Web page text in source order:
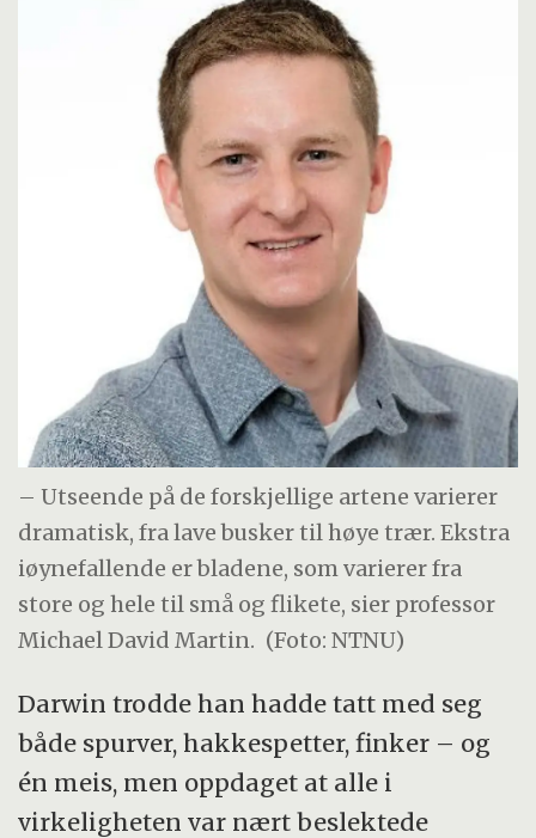
– Utseende på de forskjellige artene varierer
dramatisk, fra lave busker til høye trær. Ekstra
iøynefallende er bladene, som varierer fra
store og hele til små og flikete, sier professor
Michael David Martin. (Foto: NTNU)
Darwin trodde han hadde tatt med seg
både spurver, hakkespetter, finker – og
én meis, men oppdaget at alle i
virkeligheten var nært beslektede